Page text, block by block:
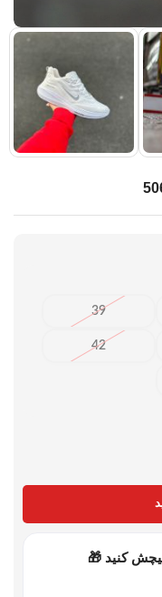
39
42
کنید 🎁